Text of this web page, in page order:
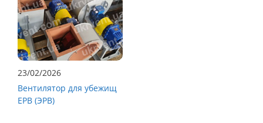
23/02/2026
Вентилятор для убежищ
ЕРВ (ЭРВ)